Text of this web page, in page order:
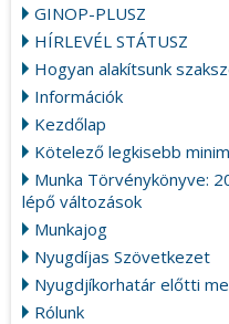
GINOP-PLUSZ
HÍRLEVÉL STÁTUSZ
Hogyan alakítsunk
Információk
Kezdőlap
Kötelező legkisebb
Munka Törvénykönyve:
lépő változások
Munkajog
Nyugdíjas Szövetkezet
Nyugdjíkorhatár előtti
Rólunk